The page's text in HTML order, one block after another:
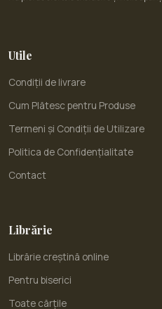
Utile
Condiții de livrare
Cum Plătesc pentru Produse
Termeni și Condiții de Utilizare
Politica de Confidențialitate
Contact
Librărie
Librărie creștină online
Pentru biserici
Toate cărțile